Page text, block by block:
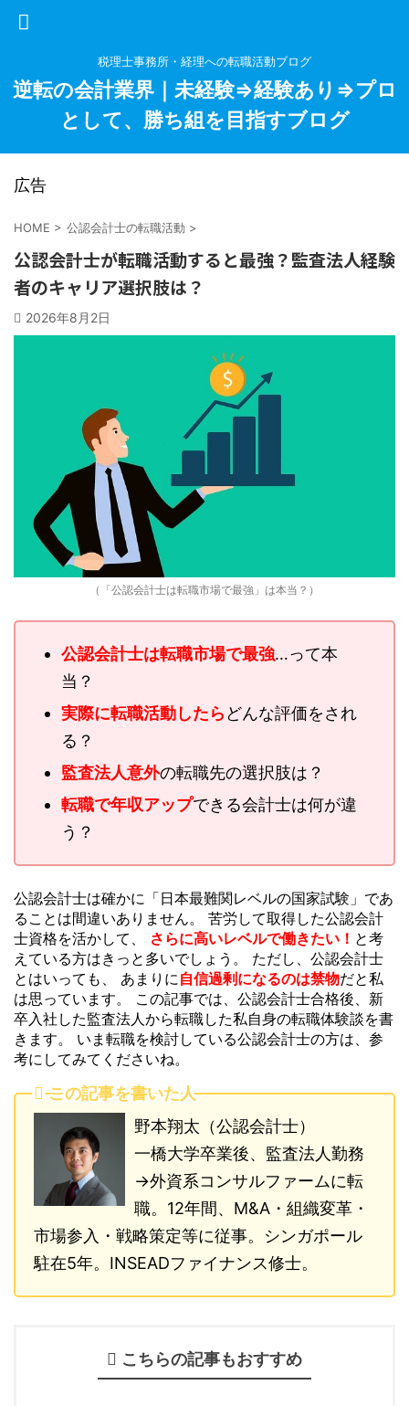
税理士事務所・経理への転職活動ブログ
逆転の会計業界｜未経験⇒経験あり⇒プロ
として、勝ち組を目指すブログ
広告
HOME > 公認会計士の転職活動 >
公認会計士が転職活動すると最強？監査法人経験
者のキャリア選択肢は？
2026年8月2日
（「公認会計士は転職市場で最強」は本当？）
公認会計士は転職市場で最強…って本
当？
実際に転職活動したらどんな評価をされ
る？
監査法人意外の転職先の選択肢は？
転職で年収アップできる会計士は何が違
う？
公認会計士は確かに「日本最難関レベルの国家試験」であ
ることは間違いありません。 苦労して取得した公認会計
士資格を活かして、 さらに高いレベルで働きたい！ と考
えている方はきっと多いでしょう。 ただし、公認会計士
とはいっても、 あまりに 自信過剰になるのは禁物だと私
は思っています。 この記事では、公認会計士合格後、新
卒入社した監査法人から転職した私自身の転職体験談を書
きます。 いま転職を検討している公認会計士の方は、参
考にしてみてくださいね。
この記事を書いた人
野本翔太（公認会計士）
一橋大学卒業後、監査法人勤務
→外資系コンサルファームに転
職。12年間、M&A・組織変革・
市場参入・戦略策定等に従事。シンガポール
駐在5年。INSEADファイナンス修士。
こちらの記事もおすすめ